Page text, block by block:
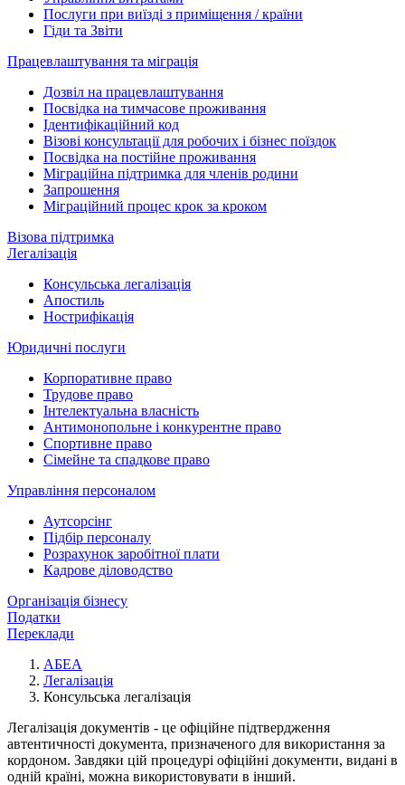
Послуги при виїзді з приміщення / країни
Гіди та Звіти
Працевлаштування та міграція
Дозвіл на працевлаштування
Посвідка на тимчасове проживання
Ідентифікаційний код
Візові консультації для робочих і бізнес поїздок
Посвідка на постійне проживання
Міграційна підтримка для членів родини
Запрошення
Міграційний процес крок за кроком
Візова підтримка
Легалізація
Консульська легалізація
Апостиль
Нострифікація
Юридичні послуги
Корпоративне право
Трудове право
Інтелектуальна власність
Антимонопольне і конкурентне право
Спортивне право
Сімейне та спадкове право
Управління персоналом
Аутсорсінг
Підбір персоналу
Розрахунок заробітної плати
Кадрове діловодство
Організація бізнесу
Податки
Переклади
АБЕА
Легалізація
Консульська легалізація
Легалізація документів - це офіційне підтвердження
автентичності документа, призначеного для використання за
кордоном. Завдяки цій процедурі офіційні документи, видані в
одній країні, можна використовувати в інший.